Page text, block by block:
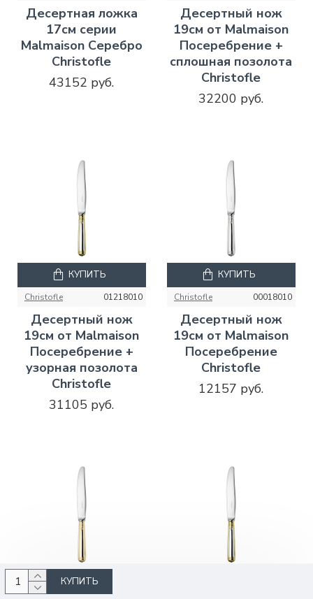
КУПИТЬ
Десертная ложка
17см серии
Malmaison Серебро
Christofle
43152 руб.
Десертный нож
19см от Malmaison
Посеребрение +
сплошная позолота
Christofle
32200 руб.
Christofle 01218010
Десертный нож
19см от Malmaison
Посеребрение +
узорная позолота
Christofle
31105 руб.
КУПИТЬ
Christofle 00018010
Десертный нож
19см от Malmaison
Посеребрение
Christofle
12157 руб.
КУПИТЬ
КУПИТЬ